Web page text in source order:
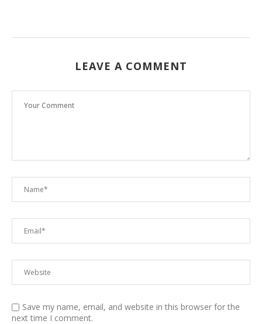
LEAVE A COMMENT
Save my name, email, and website in this browser for the
next time I comment.